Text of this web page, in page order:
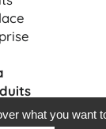
dewhat you want